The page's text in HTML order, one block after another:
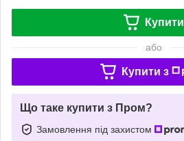
Купити
або
Купити з
Що таке купити з Пром?
Замовлення під захистом